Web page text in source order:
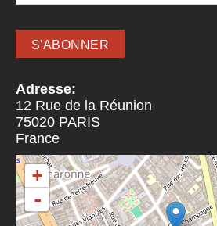
Adresse:
12 Rue de la Réunion
75020 PARIS
France
+
-